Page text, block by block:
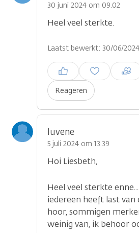
30 juni 2024 om 09.02
Heel veel sterkte.
Laatst bewerkt: 30/06/
Reageren
Inloggen om een reactie te
plaatsen
luvene
5 juli 2024 om 13.39
Hoi Liesbeth,
Heel veel sterkte
iedereen heeft last
hoor, sommigen
weinig van, ik behoor